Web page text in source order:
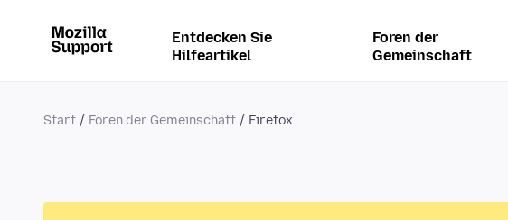
Entdecken Sie
Hilfeartikel
Foren der
Gemeinschaft
Start Foren der Gemeinschaft Firefox